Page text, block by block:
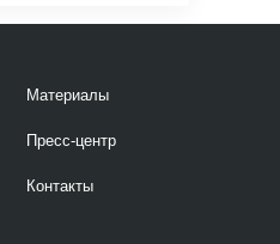
Материалы
Пресс-центр
Контакты